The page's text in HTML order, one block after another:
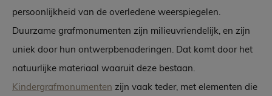
persoonlijkheid van de overledene weerspiegelen.
Duurzame grafmonumenten zijn milieuvriendelijk, en zijn
uniek door hun ontwerpbenaderingen. Dat komt door het
natuurlijke materiaal waaruit deze bestaan.
Kindergrafmonumenten zijn vaak teder, met elementen die